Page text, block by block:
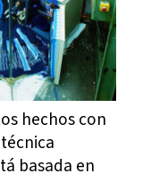
hechos con
basada en